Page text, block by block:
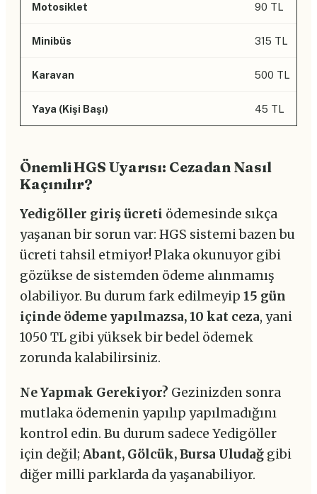
Motosiklet 90 TL
Minibüs 315 TL
Karavan 500 TL
Yaya (Kişi Başı) 45 TL
Önemli HGS Uyarısı: Cezadan Nasıl
Kaçınılır?
Yedigöller giriş ücreti ödemesinde sıkça
yaşanan bir sorun var: HGS sistemi bazen bu
ücreti tahsil etmiyor! Plaka okunuyor gibi
gözükse de sistemden ödeme alınmamış
olabiliyor. Bu durum fark edilmeyip 15 gün
içinde ödeme yapılmazsa, 10 kat ceza, yani
1050 TL gibi yüksek bir bedel ödemek
zorunda kalabilirsiniz.
Ne Yapmak Gerekiyor? Gezinizden sonra
mutlaka ödemenin yapılıp yapılmadığını
kontrol edin. Bu durum sadece Yedigöller
için değil; Abant, Gölcük, Bursa Uludağ gibi
diğer milli parklarda da yaşanabiliyor.